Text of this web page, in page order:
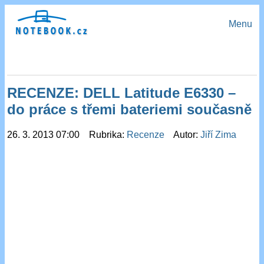
Menu
RECENZE: DELL Latitude E6330 –
do práce s třemi bateriemi současně
26. 3. 2013 07:00 Rubrika: Recenze Autor:Jiří Zima